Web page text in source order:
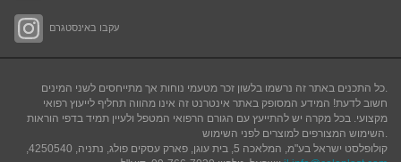
עקבו באינסטגרם
חשוב לדעת! המידע המסופק באתר אינטרנט זה אינו מהווה תחליף לייעוץ רפואי
מקצועי. בכל מקרה יש להתייעץ עם הגורם הרפואי המטפל ולעיין תמיד בדפי הוראות
השימוש המצורפים למוצרים לפני השימוש